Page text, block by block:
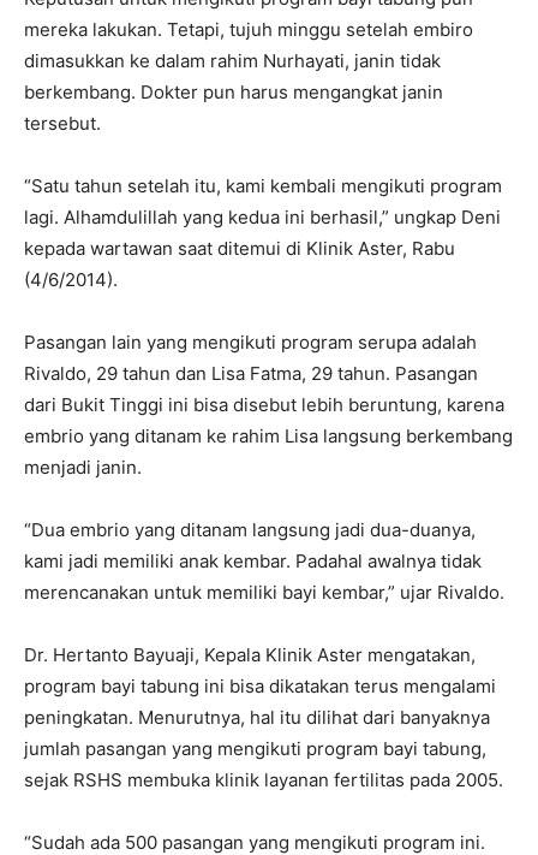
mereka lakukan. Tetapi, tujuh minggu setelah embiro
dimasukkan ke dalam rahim Nurhayati, janin tidak
berkembang. Dokter pun harus mengangkat janin
tersebut.
“Satu tahun setelah itu, kami kembali mengikuti program
lagi. Alhamdulillah yang kedua ini berhasil,” ungkap Deni
kepada wartawan saat ditemui di Klinik Aster, Rabu
(4/6/2014).
Pasangan lain yang mengikuti program serupa adalah
Rivaldo, 29 tahun dan Lisa Fatma, 29 tahun. Pasangan
dari Bukit Tinggi ini bisa disebut lebih beruntung, karena
embrio yang ditanam ke rahim Lisa langsung berkembang
menjadi janin.
“Dua embrio yang ditanam langsung jadi dua-duanya,
kami jadi memiliki anak kembar. Padahal awalnya tidak
merencanakan untuk memiliki bayi kembar,” ujar Rivaldo.
Dr. Hertanto Bayuaji, Kepala Klinik Aster mengatakan,
program bayi tabung ini bisa dikatakan terus mengalami
peningkatan. Menurutnya, hal itu dilihat dari banyaknya
jumlah pasangan yang mengikuti program bayi tabung,
sejak RSHS membuka klinik layanan fertilitas pada 2005.
“Sudah ada 500 pasangan yang mengikuti program ini.